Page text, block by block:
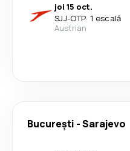
joi 15 oct.
SJJ-OTP· 1 escală
Austrian
București -Sarajevo